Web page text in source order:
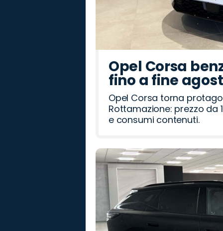
Opel Corsa
fino a fine
Opel Corsa torna
Rottamazione: prezzo da
e consumi contenuti.